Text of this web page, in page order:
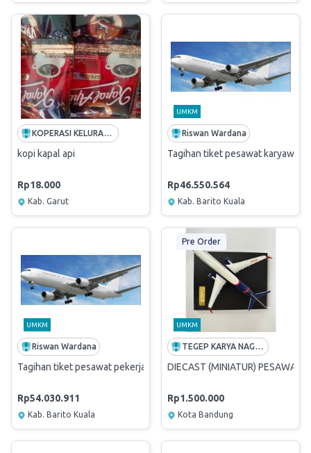
KOPERASI KELURAHAN MERAH PUTIH PATARUMAN KECAMATAN TAROGONG KIDUL
kopi kapal api
Rp18.000
Kab. Garut
UMKM
Riswan Wardana
Tagihan tiket pesawat karyawan
Rp46.550.564
Kab. Barito Kuala
UMKM
Riswan Wardana
Tagihan tiket pesawat pekerja BL oktober 2025
Rp54.030.911
Kab. Barito Kuala
Pre Order
UMKM
TEGEP KARYA NAGARA
DIECAST (MINIATUR) PESAWAT
Rp1.500.000
Kota Bandung